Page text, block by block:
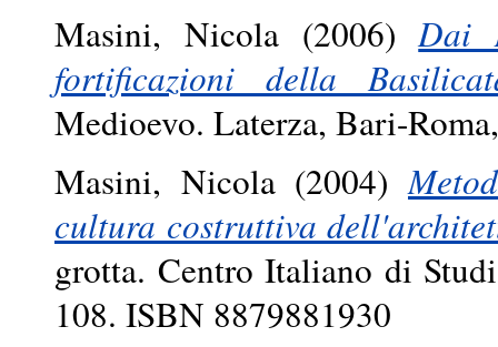
Masini, Nicola(2006)Dai
fortificazioni della
Medioevo. Laterza, Bari-
Masini, Nicola(2004)
cultura costruttiva
grotta. Centro Italiano di
108. ISBN 8879881930